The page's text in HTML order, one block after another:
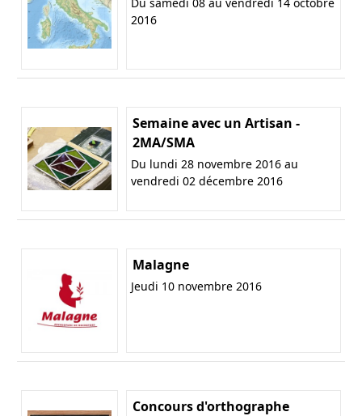
2016
Semaine avec un Artisan -
2MA/SMA
Du lundi 28 novembre 2016 au
vendredi 02 décembre 2016
Malagne
Jeudi 10 novembre 2016
Concours d'orthographe